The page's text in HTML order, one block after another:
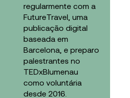
regularmente com a
FutureTravel, uma
publicação digital
baseada em
Barcelona, e preparo
palestrantes no
TEDxBlumenau
como voluntária
desde 2016.